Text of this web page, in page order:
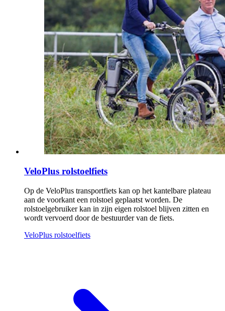
VeloPlus rolstoelfiets
Op de VeloPlus transportfiets kan op het kantelbare plateau
aan de voorkant een rolstoel geplaatst worden. De
rolstoelgebruiker kan in zijn eigen rolstoel blijven zitten en
wordt vervoerd door de bestuurder van de fiets.
VeloPlus rolstoelfiets